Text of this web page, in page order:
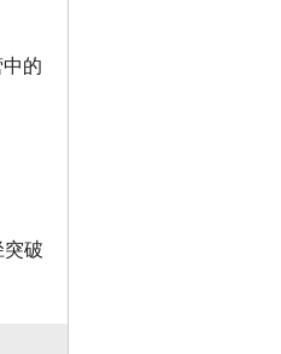
的
破